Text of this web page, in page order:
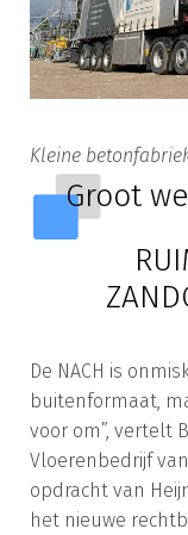
Kleine
Groot
De NACH is
buitenformaat,
voor om”, vertelt
Vloerenbedrijf
opdracht van
het nieuwe